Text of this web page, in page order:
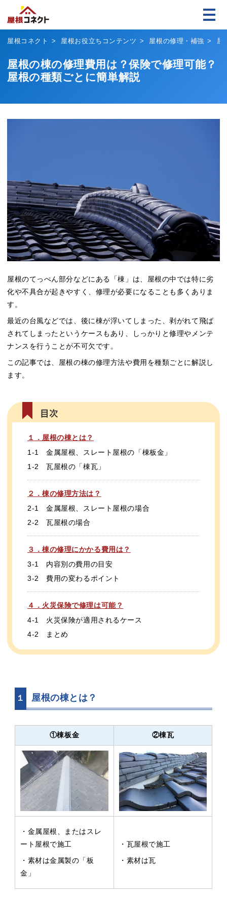
屋根コネクト 屋根お役立ちコンテンツ 屋根の修理・補強 屋
屋根の棟の修理費用は？保険で修理可能？
屋根の種類ごとに簡単解説
屋根のてっぺん部分などにある「棟」は、屋根の中では特に劣
化や不具合が起きやすく、修理が必要になることも多くありま
す。
最近の台風などでは、後に棟が浮いてしまった、剥がれて飛ば
されてしまったというケースもあり、しっかりと修理やメンテ
ナンスを行うことが不可欠です。
この記事では、屋根の棟の修理方法や費用を種類ごとに解説し
ます。
１．屋根の棟とは？
1-1 金属屋根、スレート屋根の「棟板金」
1-2 瓦屋根の「棟瓦」
２．棟の修理方法は？
2-1 金属屋根、スレート屋根の場合
2-2 瓦屋根の場合
３．棟の修理にかかる費用は？
3-1 内容別の費用の目安
3-2 費用の変わるポイント
４．火災保険で修理は可能？
4-1 火災保険が適用されるケース
4-2 まとめ
１ 屋根の棟とは？
①棟板金 ②棟瓦
・金属屋根、またはスレ
ート屋根で施工
・素材は金属製の「板
金」
・瓦屋根で施工
・素材は瓦